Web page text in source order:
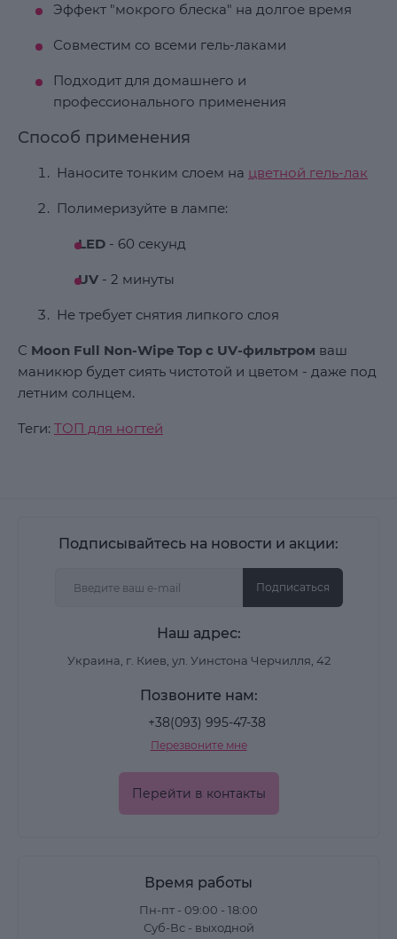
Эффект "мокрого блеска" на долгое время
Совместим со всеми гель-лаками
Подходит для домашнего и
профессионального применения
Способ применения
Наносите тонким слоем на цветной гель-лак
Полимеризуйте в лампе:
LED - 60 секунд
UV - 2 минуты
Не требует снятия липкого слоя
С Moon Full Non-Wipe Top с UV-фильтром ваш
маникюр будет сиять чистотой и цветом - даже под
летним солнцем.
Теги: ТОП для ногтей
Подписывайтесь на новости и акции:
Подписаться
Наш адрес:
Украина, г. Киев, ул. Уинстона Черчилля, 42
Позвоните нам:
+38(093) 995-47-38
Перезвоните мне
Перейти в контакты
Время работы
Пн-пт - 09:00 - 18:00
Суб-Вс - выходной